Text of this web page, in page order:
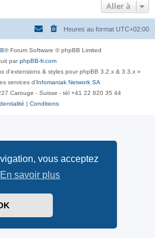
vous acceptez
En savoir plus
Aller à
Heures au format UTC+02:00
® Forum Software © phpBB Limited
parphpBB-fr.com
d'extensions & styles pour phpBB 3.2.x & 3.3.x »
services d’ Infomaniak Network SA
Carouge - Suisse - tél +41 22 820 35 44
Conditions